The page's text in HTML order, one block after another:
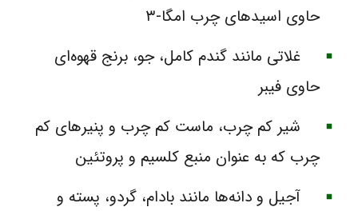
حاوی اسیدهای چرب امگا-۳
غلاتی مانند گندم کامل، جو، برنج قهوه‌ای
حاوی فیبر
شیر کم چرب، ماست کم چرب و پنیرهای کم
چرب که به عنوان منبع کلسیم و پروتئین
آجیل و دانه‌ها مانند بادام، گردو، پسته و